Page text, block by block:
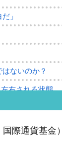
」
ないのか？
右される状態
あり、空前の国政
国際通貨基金